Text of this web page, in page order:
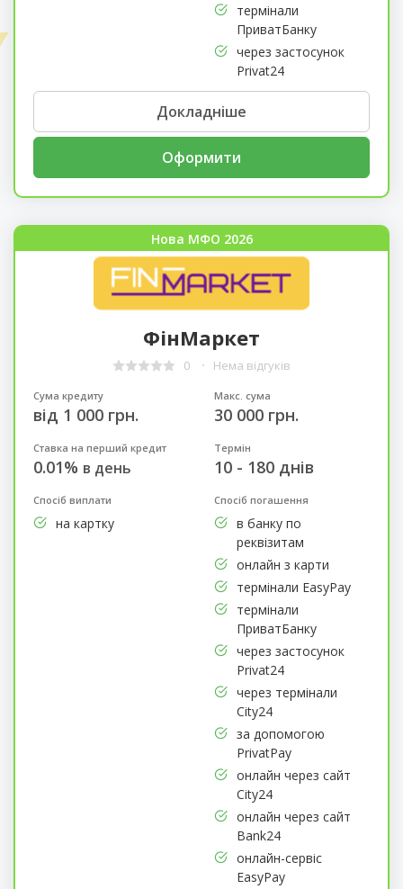
термінали
ПриватБанку
через застосунок
Privat24
Докладніше
Оформити
Нова МФО 2026
ФінМаркет
0 Нема відгуків
Сума кредиту
від 1 000 грн.
Макс. сума
30 000 грн.
Ставка на перший кредит
0.01% в день
Термін
10 - 180 днів
Спосіб виплати
на картку
Спосіб погашення
в банку по
реквізитам
онлайн з карти
термінали EasyPay
термінали
ПриватБанку
через застосунок
Privat24
через термінали
City24
за допомогою
PrivatPay
онлайн через сайт
City24
онлайн через сайт
Bank24
онлайн-сервіс
EasyPay